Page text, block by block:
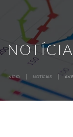
Skip to main
INÍCIO NOTÍCIAS